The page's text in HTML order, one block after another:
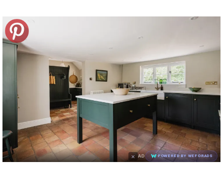
× AD POWERED BY WEFORADS